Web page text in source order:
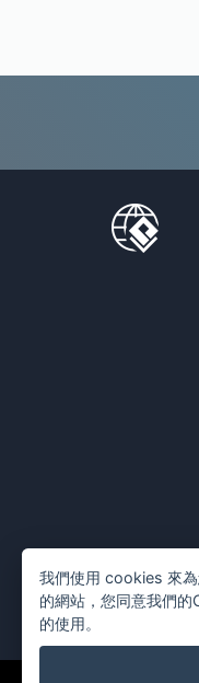
我們使用 cookies 來
的網站，您同意我們
的使用。